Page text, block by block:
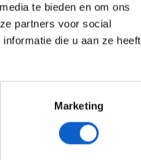
te bieden en om ons
partners voor social
die u aan ze heeft
Marketing